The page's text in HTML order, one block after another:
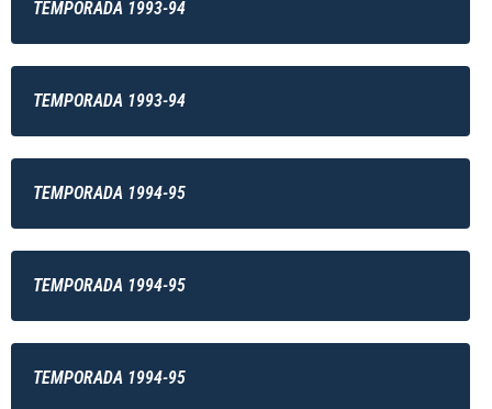
TEMPORADA 1993-94
TEMPORADA 1993-94
TEMPORADA 1994-95
TEMPORADA 1994-95
TEMPORADA 1994-95